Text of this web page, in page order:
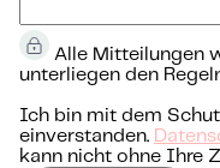
Alle Mitteilungen
unterliegen den
Ich bin mit dem
einverstanden.
kann nicht ohne Ihre